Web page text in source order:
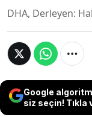
DHA, Derleyen:
Google
siz seçin! Tıkla